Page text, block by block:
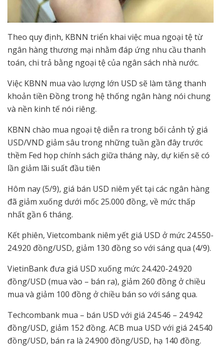
Theo quy định, KBNN triển khai việc mua ngoại tệ từ
ngân hàng thương mại nhằm đáp ứng nhu cầu thanh
toán, chi trả bằng ngoại tệ của ngân sách nhà nước.
Việc KBNN mua vào lượng lớn USD sẽ làm tăng thanh
khoản tiền Đồng trong hệ thống ngân hàng nói chung
và nền kinh tế nói riêng.
KBNN chào mua ngoại tệ diễn ra trong bối cảnh tỷ giá
USD/VND giảm sâu trong những tuần gần đây trước
thềm Fed họp chính sách giữa tháng này, dự kiến sẽ có
lần giảm lãi suất đầu tiên
Hôm nay (5/9), giá bán USD niêm yết tại các ngân hàng
đã giảm xuống dưới mốc 25.000 đồng, về mức thấp
nhất gần 6 tháng.
Kết phiên, Vietcombank niêm yết giá USD ở mức 24.550-
24.920 đồng/USD, giảm 130 đồng so với sáng qua (4/9).
VietinBank đưa giá USD xuống mức 24.420-24.920
đồng/USD (mua vào – bán ra), giảm 260 đồng ở chiều
mua và giảm 100 đồng ở chiều bán so với sáng qua.
Techcombank mua – bán USD với giá 24.546 – 24.942
đồng/USD, giảm 152 đồng. ACB mua USD với giá 24.540
đồng/USD, bán ra là 24.900 đồng/USD, hạ 140 đồng.